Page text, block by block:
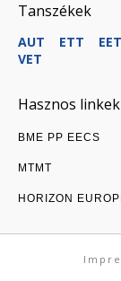
Tanszékek
AUT ETT EET
VET
Hasznos linkek
BME PP EECS
MTMT
HORIZON